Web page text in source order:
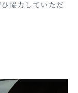
協力していただ